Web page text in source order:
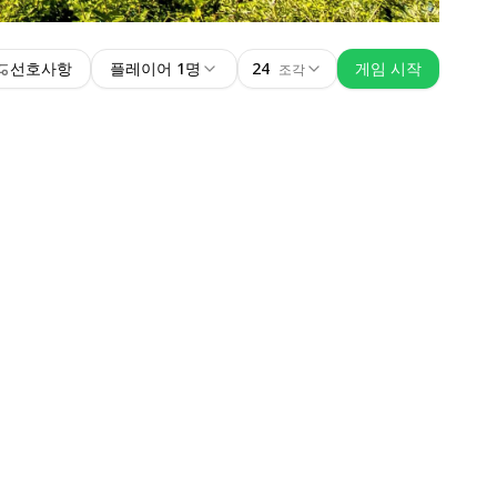
선호사항 플레이어 1명 24 조각 게임 시작